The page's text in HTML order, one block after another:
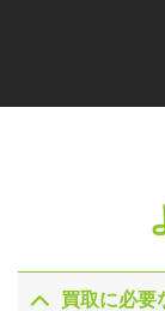
買取に必要